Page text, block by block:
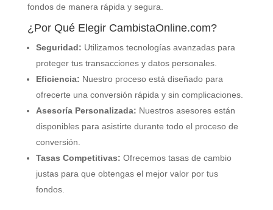
fondos de manera rápida y segura.
¿Por Qué Elegir CambistaOnline.com?
Seguridad: Utilizamos tecnologías avanzadas para
proteger tus transacciones y datos personales.
Eficiencia: Nuestro proceso está diseñado para
ofrecerte una conversión rápida y sin complicaciones.
Asesoría Personalizada: Nuestros asesores están
disponibles para asistirte durante todo el proceso de
conversión.
Tasas Competitivas: Ofrecemos tasas de cambio
justas para que obtengas el mejor valor por tus
fondos.